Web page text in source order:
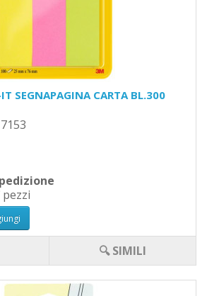
SEGNAPAGINA CARTA BL.300
pezzi
🔍 SIMILI